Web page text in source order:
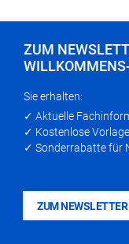
ZUM
Sie erhalten:
✓ Aktuelle
✓ Kostenlose
✓ Sonderrabatte für
ZUM